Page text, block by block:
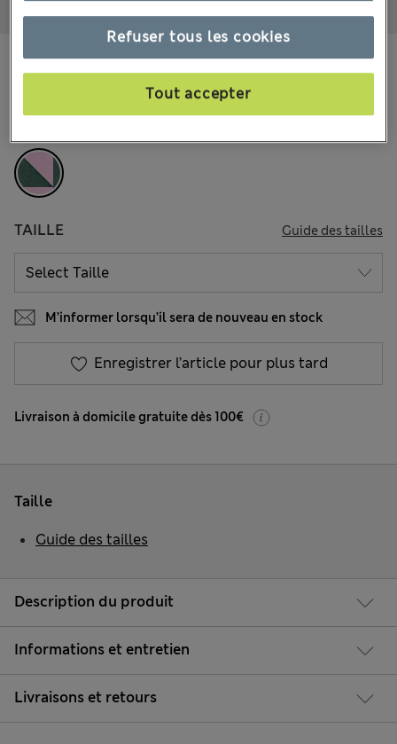
€24,00 Tous les prix incluent les taxes et les frais de douanes
TAILLE Guide des tailles
M’informer lorsqu’il sera de nouveau en stock
Enregistrer l’article pour plus tard
Livraison à domicile gratuite dès 100€
Description du produit
Informations et entretien
Livraisons et retours
Taille
Guide des tailles
Refuser tous les cookies
Tout accepter